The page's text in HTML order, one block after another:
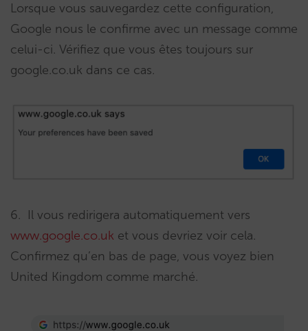
Lorsque vous sauvegardez cette configuration,
Google nous le confirme avec un message comme
celui-ci. Vérifiez que vous êtes toujours sur
google.co.uk dans ce cas.
6. Il vous redirigera automatiquement vers
www.google.co.uk et vous devriez voir cela.
Confirmez qu’en bas de page, vous voyez bien
United Kingdom comme marché.